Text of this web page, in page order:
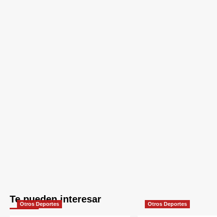
Te pueden interesar
Otros Deportes Otros Deportes